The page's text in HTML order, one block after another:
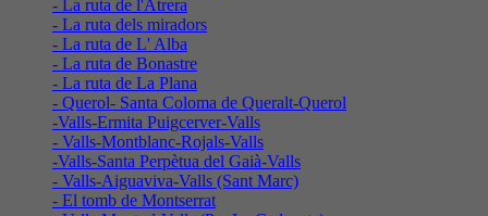
- La ruta de l'Atrera
- La ruta dels miradors
- La ruta de L' Alba
- La ruta de Bonastre
- La ruta de La Plana
- Querol- Santa Coloma de Queralt-Querol
-Valls-Ermita Puigcerver-Valls
- Valls-Montblanc-Rojals-Valls
-Valls-Santa Perpètua del Gaià-Valls
- Valls-Aiguaviva-Valls (Sant Marc)
- El tomb de Montserrat